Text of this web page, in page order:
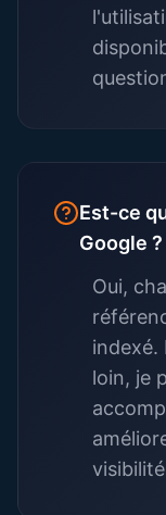
Est-ce
Google ?
Oui,
indexé.
loin, je